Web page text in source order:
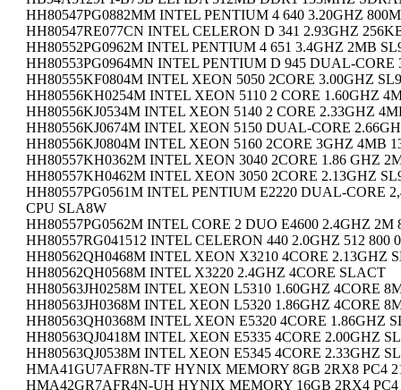
HH80547PG0882MM INTEL PENTIUM 4 640 3.20GHZ
HH80547RE077CN INTEL CELERON D 341 2.93GHZ
HH80552PG0962M INTEL PENTIUM 4 651 3.4GHZ 2MB
HH80553PG0964MN INTEL PENTIUM D 945 DUAL-
HH80555KF0804M INTEL XEON 5050 2CORE 3.00GHZ
HH80556KH0254M INTEL XEON 5110 2 CORE 1.60GHZ
HH80556KJ0534M INTEL XEON 5140 2 CORE 2.33GHZ
HH80556KJ0674M INTEL XEON 5150 DUAL-CORE
HH80556KJ0804M INTEL XEON 5160 2CORE 3GHZ 4MB
HH80557KH0362M INTEL XEON 3040 2CORE 1.86 GHZ
HH80557KH0462M INTEL XEON 3050 2CORE 2.13GHZ
HH80557PG0561M INTEL PENTIUM E2220 DUAL-CORE
CPU SLA8W
HH80557PG0562M INTEL CORE 2 DUO E4600 2.4GHZ 2M
HH80557RG041512 INTEL CELERON 440 2.0GHZ 512 800
HH80562QH0468M INTEL XEON X3210 4CORE 2.13GHZ
HH80562QH0568M INTEL X3220 2.4GHZ 4CORE SLACT
HH80563JH0258M INTEL XEON L5310 1.60GHZ 4CORE
HH80563JH0368M INTEL XEON L5320 1.86GHZ 4CORE
HH80563QH0368M INTEL XEON E5320 4CORE 1.86GHZ
HH80563QJ0418M INTEL XEON E5335 4CORE 2.00GHZ
HH80563QJ0538M INTEL XEON E5345 4CORE 2.33GHZ
HMA41GU7AFR8N-TF HYNIX MEMORY 8GB 2RX8 PC4
HMA42GR7AFR4N-UH HYNIX MEMORY 16GB 2RX4 PC4